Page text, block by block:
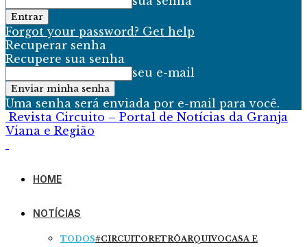
Forgot your password? Get help
Recuperar senha
Recupere sua senha
seu e-mail
Uma senha será enviada por e-mail para você.
Revista Circuito – Portal de Notícias da Granja
Viana e Região
HOME
NOTÍCIAS
TODOS#CIRCUITORETRÔARQUIVOCASA E